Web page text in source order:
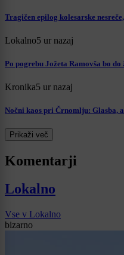
Tragičen epilog kolesarske
Lokalno5 ur nazaj
Po pogrebu Jožeta Ramovša bo
Kronika5 ur nazaj
Nočni kaos pri Črnomlju: Glasba,
Prikaži več
Komentarji
Lokalno
Vse v Lokalno
bizarno